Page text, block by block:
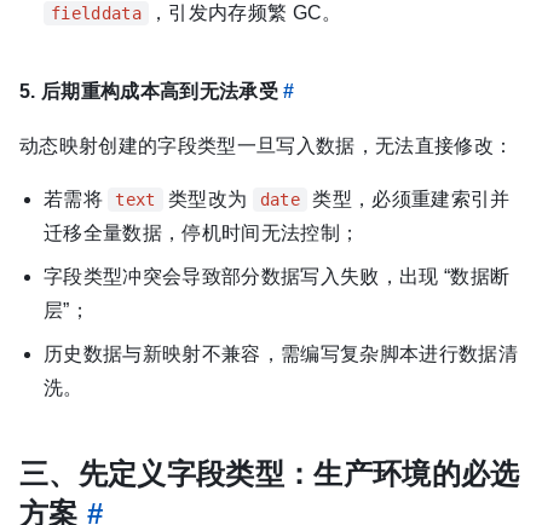
fielddata ，引发内存频繁 GC。
5. 后期重构成本高到无法承受#
动态映射创建的字段类型一旦写入数据，无法直接修改：
若需将 text 类型改为 date
类型，必须重建索引并
迁移全量数据，停机时间无法控制；
字段类型冲突会导致部分数据写入失败，出现 “数据断
层”；
历史数据与新映射不兼容，需编写复杂脚本进行数据清
洗。
三、先定义字段类型：生产环境的必选
方案 #